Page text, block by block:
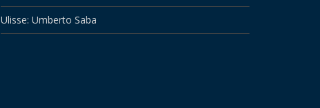
Ulisse: Umberto Saba